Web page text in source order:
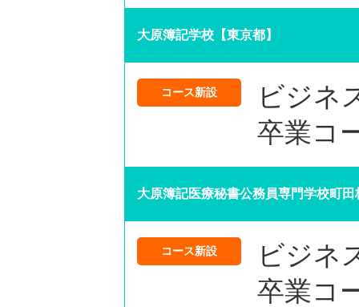
大原簿記学校【東京都】
コース新設
ビジネ
卒業コ
大原簿記医療秘書公務員専門学校町
コース新設
ビジネ
卒業コ